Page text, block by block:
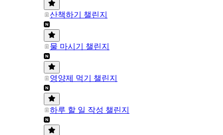
산책하기 챌린지
물 마시기 챌린지
영양제 먹기 챌린지
하루 할 일 작성 챌린지